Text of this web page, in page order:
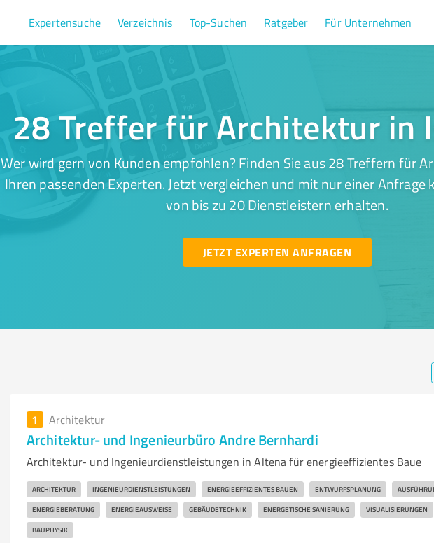
Expertensuche Verzeichnis Top-Suchen Ratgeber Für Unternehmen
28 Treffer für Architektur in
Wer wird gern von Kunden empfohlen? Finden Sie aus 28 Treffern für
Ihren passenden Experten. Jetzt vergleichen und mit nur einer Anfrage
von bis zu 20 Dienstleistern erhalten.
JETZT EXPERTEN ANFRAGEN
1 Architektur
Architektur- und Ingenieurbüro Andre Bernhardi
Architektur- und Ingenieurdienstleistungen in Altena für energieeffizientes Baue
ARCHITEKTUR INGENIEURDIENSTLEISTUNGEN ENERGIEEFFIZIENTES BAUEN ENTWURFSPLANUNG
ENERGIEBERATUNG ENERGIEAUSWEISE GEBÄUDETECHNIK ENERGETISCHE SANIERUNG VISUALISIERUNGEN
BAUPHYSIK